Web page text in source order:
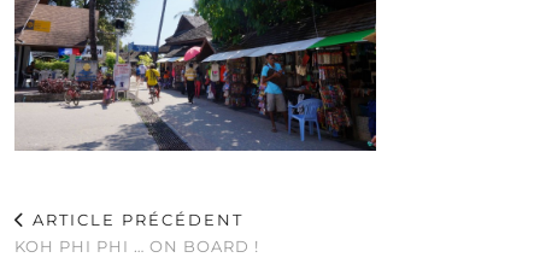
ARTICLE PRÉCÉDENT
KOH PHI PHI … ON BOARD !